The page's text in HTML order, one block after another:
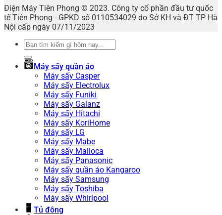
Điện Máy Tiên Phong © 2023. Công ty cổ phần đầu tư quốc
tế Tiên Phong - GPKD số 0110534029 do Sở KH và ĐT TP Hà
Nội cấp ngày 07/11/2023
Tìm
Máy sấy quần áo
Máy sấy Casper
Máy sấy Electrolux
Máy sấy Funiki
Máy sấy Galanz
Máy sấy Hitachi
Máy sấy KoriHome
Máy sấy LG
Máy sấy Mabe
Máy sấy Malloca
Máy sấy Panasonic
Máy sấy quần áo Kangaroo
Máy sấy Samsung
Máy sấy Toshiba
Máy sấy Whirlpool
Tủ đông